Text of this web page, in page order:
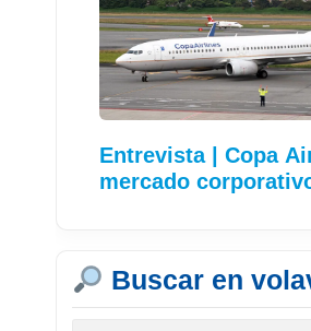
Entrevista | Copa
mercado
Buscar en